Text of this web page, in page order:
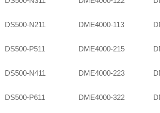
DS500-N211 DME4000-113
DS500-P511 DME4000-215
DS500-N411 DME4000-223
DS500-P611 DME4000-322